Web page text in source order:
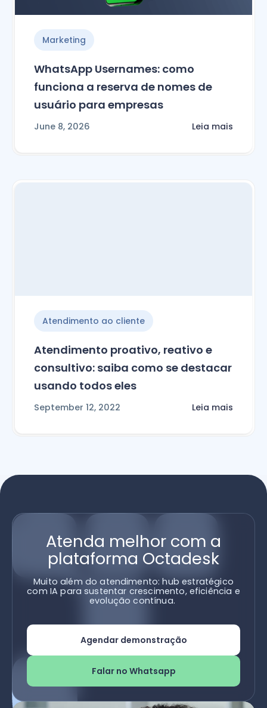
Marketing
WhatsApp Usernames: como
funciona a reserva de nomes de
usuário para empresas
June 8, 2026 Leia mais
Atendimento ao cliente
Atendimento proativo, reativo e
consultivo: saiba como se destacar
usando todos eles
September 12, 2022 Leia mais
Atenda melhor com a
plataforma Octadesk
Muito além do atendimento: hub estratégico
com IA para sustentar crescimento, eficiência e
evolução contínua.
Agendar demonstração
Falar no Whatsapp